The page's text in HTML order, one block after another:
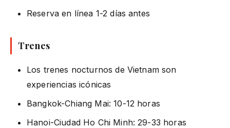
Reserva en línea 1-2 días antes
Trenes
Los trenes nocturnos de Vietnam son
experiencias icónicas
Bangkok-Chiang Mai: 10-12 horas
Hanoi-Ciudad Ho Chi Minh: 29-33 horas